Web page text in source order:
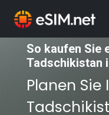
So kaufen Sie
Tadschikistan
Planen Sie
So kaufen Sie
Tadschikistan
Planen Sie